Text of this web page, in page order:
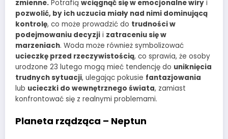
zmienne. Potrafią wciągnąć się w emocjonalne wiry i
pozwolić, by ich uczucia miały nad nimi dominującą
kontrolę, co może prowadzić do trudności w
podejmowaniu decyzji i zatraceniu się w
marzeniach. Woda może również symbolizować
ucieczkę przed rzeczywistością, co sprawia, że osoby
urodzone 23 lutego mogą mieć tendencję do uniknięcia
trudnych sytuacji, ulegając pokusie fantazjowania
lub ucieczki do wewnętrznego świata, zamiast
konfrontować się z realnymi problemami.
Planeta rządząca – Neptun